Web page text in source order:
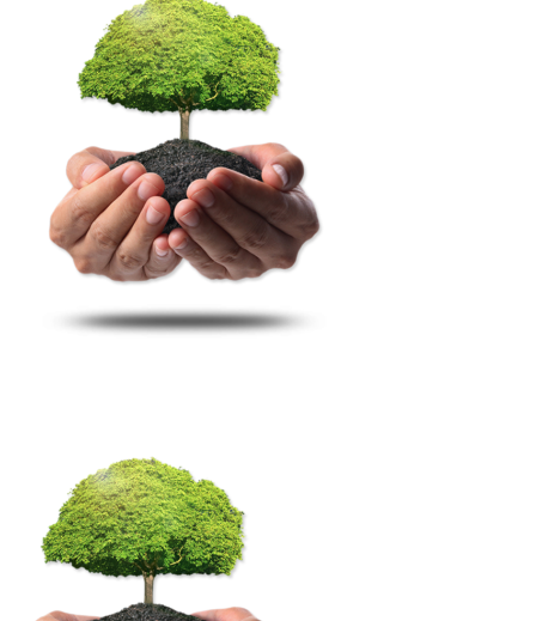
O NÁS
NAŠE SLUŽBY
REFERENCE
NÁHRADNÍ PLNĚNÍ
KONTAKT